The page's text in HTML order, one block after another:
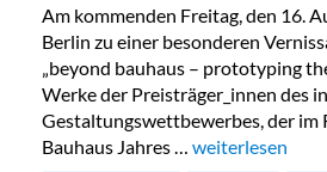
Am kommenden Freitag, den 16.
Berlin zu einer besonderen
„beyond bauhaus – prototyping
Werke der Preisträger_innen des
Gestaltungswettbewerbes, der im
Bauhaus Jahres … „Beyond
weiterlesen